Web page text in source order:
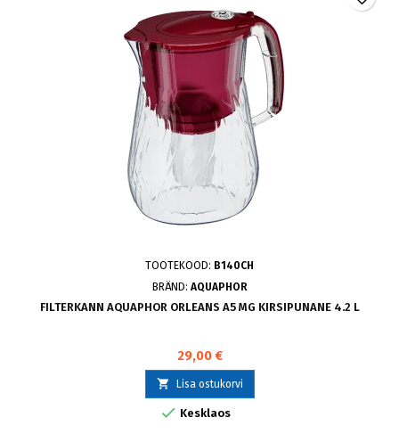
TOOTEKOOD: B140CH
BRÄND: AQUAPHOR
FILTERKANN AQUAPHOR ORLEANS A5 MG KIRSIPUNANE 4.2 L
29,00 €
 Lisa ostukorvi
 Kesklaos